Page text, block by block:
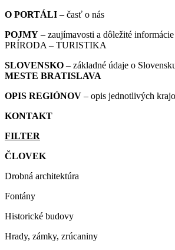
O PORTÁLI – časť o nás
POJMY – zaujímavosti a dôležité
PRÍRODA – TURISTIKA
SLOVENSKO – základné údaje o
MESTE BRATISLAVA
OPIS REGIÓNOV – opis jednotlivých
KONTAKT
FILTER
ČLOVEK
Drobná architektúra
Fontány
Historické budovy
Hrady, zámky, zrúcaniny